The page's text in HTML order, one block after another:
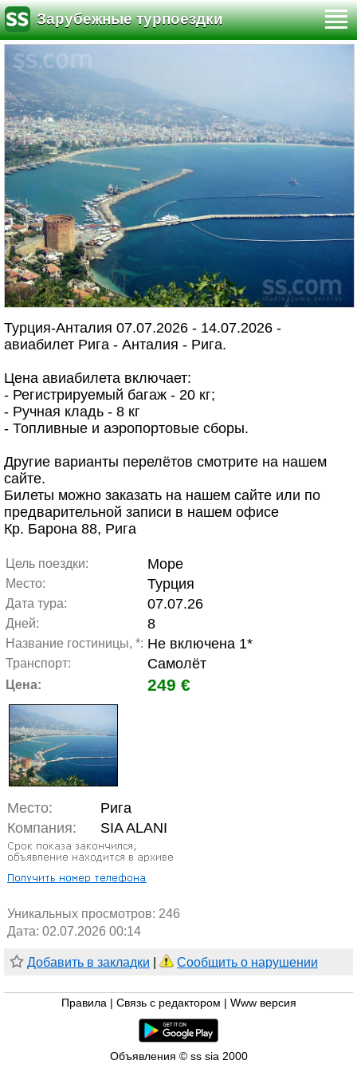
Зарубежные турпоездки
Турция-Анталия 07.07.2026 - 14.07.2026 -
авиабилет Рига - Анталия - Рига.
Цена авиабилета включает:
- Регистрируемый багаж - 20 кг;
- Ручная кладь - 8 кг
- Топливные и аэропортовые сборы.
Другие варианты перелётов смотрите на нашем
сайте.
Билеты можно заказать на нашем сайте или по
предварительной записи в нашем офисе
Кр. Барона 88, Рига
Цель поездки: Море
Место: Турция
Дата тура: 07.07.26
Дней: 8
Название гостиницы, *: Не включена 1*
Транспорт: Самолёт
Цена: 249 €
Место:
Рига
Компания:
SIA ALANI
Уникальных просмотров: 246
Дата: 02.07.2026 00:14
Добавить в закладки Сообщить о нарушении
Правила Связь с редактором Www версия
Объявления © ss sia 2000